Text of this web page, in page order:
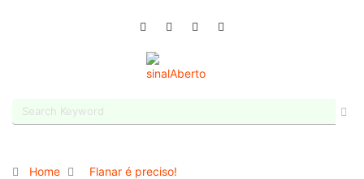
Home
Flanar é preciso!